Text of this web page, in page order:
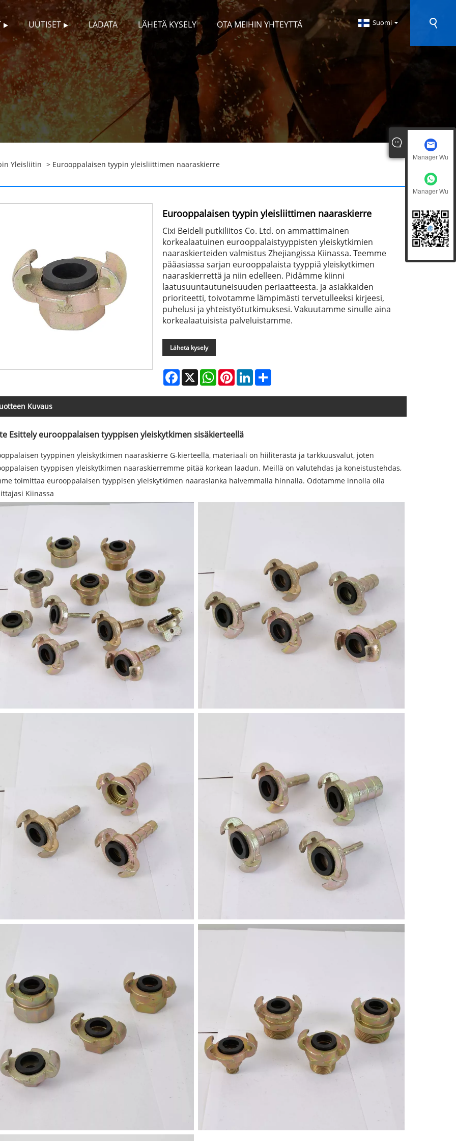
UUTISET LADATA LÄHETÄ KYSELY OTA MEIHIN YHTEYTTÄ Suomi
Yleisliitin > Eurooppalaisen tyypin yleisliittimen naaraskierre
Eurooppalaisen tyypin yleisliittimen naaraskierre
Cixi Beideli putkiliitos Co. Ltd. on ammattimainen
korkealaatuinen eurooppalaistyyppisten yleiskytkimien
naaraskierteiden valmistus Zhejiangissa Kiinassa. Teemme
pääasiassa sarjan eurooppalaista tyyppiä yleiskytkimen
naaraskierrettä ja niin edelleen. Pidämme kiinni
laatusuuntautuneisuuden periaatteesta. ja asiakkaiden
prioriteetti, toivotamme lämpimästi tervetulleeksi kirjeesi,
puhelusi ja yhteistyötutkimuksesi. Vakuutamme sinulle aina
korkealaatuisista palveluistamme.
Lähetä kysely
Facebook
X WhatsAppPinterestLinkedInShare
Kuvaus
Esittely eurooppalaisen tyyppisen yleiskytkimen sisäkierteellä
tyyppinen yleiskytkimen naaraskierre G-kierteellä, materiaali on hiiliterästä ja tarkkuusvalut, joten
tyyppisen yleiskytkimen naaraskierremme pitää korkean laadun. Meillä on valutehdas ja koneistustehdas,
toimittaa eurooppalaisen tyyppisen yleiskytkimen naaraslanka halvemmalla hinnalla. Odotamme innolla olla
Kiinassa
Manager Wu
Manager Wu